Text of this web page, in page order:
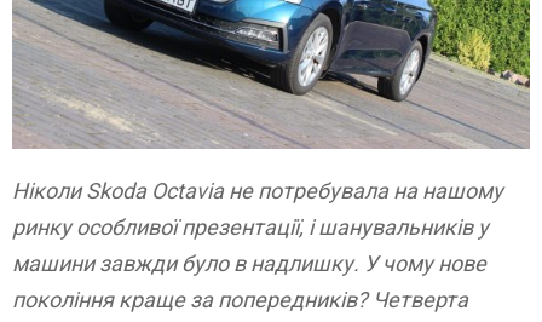
Ніколи Skoda Octavia не потребувала на нашому
ринку особливої презентації, і шанувальників у
машини завжди було в надлишку. У чому нове
покоління краще за попередників? Четверта